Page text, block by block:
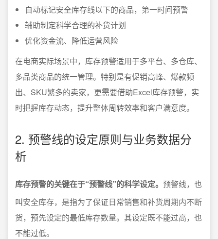
自动标记安全库存线以下的商品，第一时间预警
辅助制定科学合理的补货计划
优化资金流、降低运营风险
在电商实际场景中，库存预警适用于多平台、多仓库、
多品类商品的统一管理。特别是有促销高峰、爆款频
出、SKU繁多的卖家，更需要借助Excel库存预警，实
时把握库存动态，提升整体周转效率和客户满意度。
2. 预警线的设定原则与业务数据分
析
库存预警的关键在于“预警线”的科学设定。 预警线，也
叫安全库存，是指为了保证日常销售和补货周期内不断
货，预先设定的最低库存数量。其设定既不能过高，也
不能过低。